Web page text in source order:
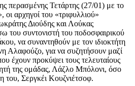
περασμένης Τετάρτης (27/01) με το
αρχηγοί του «τριφυλλιού»
Διούδης και Λούκας
του συντονιστή του ποδοσφαιρικού
να συναντηθούν με τον ιδιοκτήτη
Αλαφούζο, για να συζητήσουν μαζί
έχουν προκύψει τους τελευταίους
της ομάδας, Λάζλο Μπόλονι, όσο
του, Σεργκέι Κουζνιέτσοφ.